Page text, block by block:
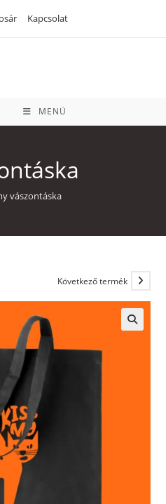
Kapcsolat
MENÜ
vászontáska
Következő termék